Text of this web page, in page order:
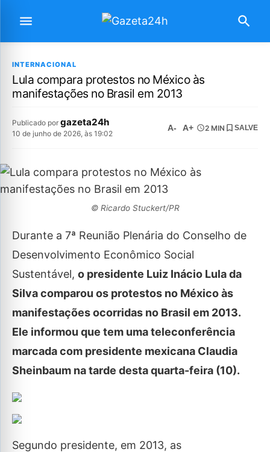
INTERNACIONAL
Lula compara protestos no México às
manifestações no Brasil em 2013
Publicado por gazeta24h
10 de junho de 2026, às 19:02
A- A+ 2 MIN SALVE
© Ricardo Stuckert/PR
Durante a 7ª Reunião Plenária do Conselho de
Desenvolvimento Econômico Social
Sustentável, o presidente Luiz Inácio Lula da
Silva comparou os protestos no México às
manifestações ocorridas no Brasil em 2013.
Ele informou que tem uma teleconferência
marcada com presidente mexicana Claudia
Sheinbaum na tarde desta quarta-feira (10).
Segundo presidente, em 2013, as